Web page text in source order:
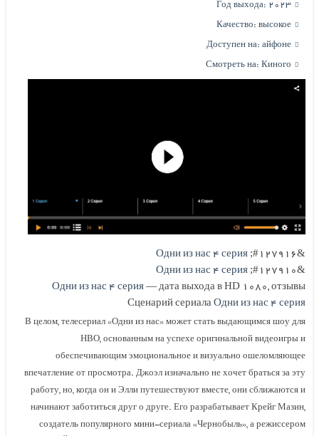
Год выхода: ۲۰۲۳
Качество: высокое
Доступен на: айфоне
Смотреть на: Киного
&#۱۲۷۹۱۶;
Одни из нас ۴ серия
&#۱۲۷۹۱۰;
Одни из нас ۴ серия
Одни из нас ۴ серия — дата выхода в HD 1080, отзывы
Сценарий сериалаОдни из нас ۴ серия
В целом, телесериал «Одни из нас» может стать выдающимся шоу для
HBO, основанным на успехе оригинальной видеоигры и
обеспечивающим эмоциональное и визуально ошеломляющее
впечатление от просмотра. Джоэл изначально не хочет браться за эту
работу, но, когда он и Элли путешествуют вместе, они сближаются и
начинают заботиться друг о друге. Его разрабатывает Крейг Мазин,
создатель популярного мини-сериала «Чернобыль», а режиссером